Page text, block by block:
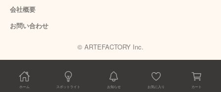
ホーム スポットライト お知らせ お気に入り カート
会社概要
お問い合わせ
© ARTEFACTORY Inc.